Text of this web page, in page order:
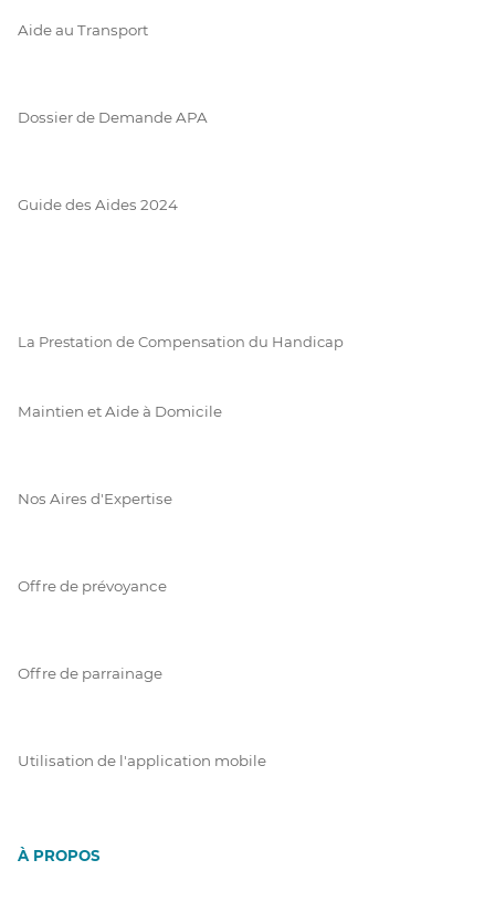
Aide au Transport
Dossier de Demande APA
Guide des Aides 2024
La Prestation de Compensation du Handicap
Maintien et Aide à Domicile
Nos Aires d'Expertise
Offre de prévoyance
Offre de parrainage
Utilisation de l'application mobile
À PROPOS